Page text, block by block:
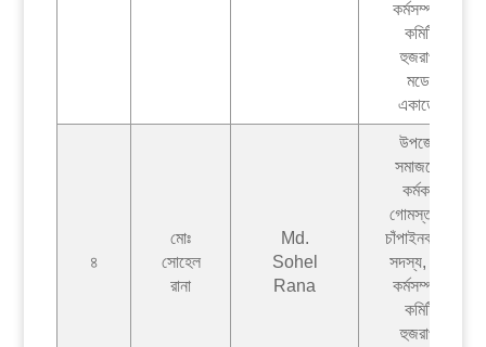
কর্মসম্পাদন
কমিটি,
হুজরাপুর
মডেল
একাডেমী
৪
মোঃ
সোহেল
রানা
Md.
Sohel
Rana
উপজেলা
সমাজসেবা
কর্মকর্তা
গোমস্তাপুর,
চাঁপাইনবাবগঞ্জ
সদস্য, পৌর
কর্মসম্পাদন
কমিটি,
হুজরাপুর